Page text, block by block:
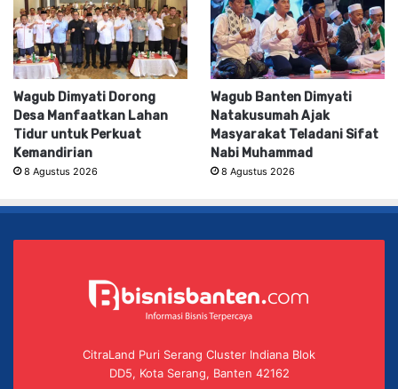
Wagub Dimyati Dorong
Desa Manfaatkan Lahan
Tidur untuk Perkuat
Kemandirian
8 Agustus 2026
Wagub Banten Dimyati
Natakusumah Ajak
Masyarakat Teladani Sifat
Nabi Muhammad
8 Agustus 2026
CitraLand Puri Serang Cluster Indiana Blok
DD5, Kota Serang, Banten 42162